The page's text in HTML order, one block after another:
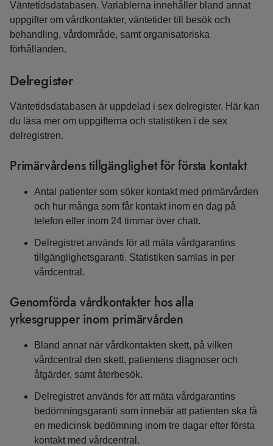
Väntetidsdatabasen. Variablerna innehåller bland annat
uppgifter om vårdkontakter, väntetider till besök och
behandling, vårdområde, samt organisatoriska
förhållanden.
Delregister
Väntetidsdatabasen är uppdelad i sex delregister. Här kan
du läsa mer om uppgifterna och statistiken i de sex
delregistren.
Primärvårdens tillgänglighet för första kontakt
Antal patienter som söker kontakt med primärvården
och hur många som får kontakt inom en dag på
telefon eller inom 24 timmar över chatt.
Delregistret används för att mäta vårdgarantins
tillgänglighetsgaranti. Statistiken samlas in per
vårdcentral.
Genomförda vårdkontakter hos alla
yrkesgrupper inom primärvården
Bland annat när vårdkontakten skett, på vilken
vårdcentral den skett, patientens diagnoser och
åtgärder, samt återbesök.
Delregistret används för att mäta vårdgarantins
bedömningsgaranti som innebär att patienten ska få
en medicinsk bedömning inom tre dagar efter första
kontakt med vårdcentral.